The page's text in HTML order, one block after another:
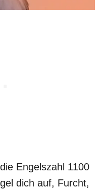
Engelszahl 1100
dich auf, Furcht,